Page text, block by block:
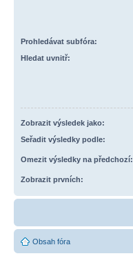
Prohledávat subfóra:
Hledat uvnitř:
Zobrazit výsledek jako:
Seřadit výsledky podle:
Omezit výsledky na předchozí:
Zobrazit prvních:
Obsah fóra